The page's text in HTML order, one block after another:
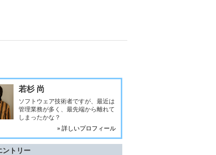
若杉 尚
ソフトウェア技術者ですが、最近は
管理業務が多く、最先端から離れて
しまったかな？
» 詳しいプロフィール
ントリー